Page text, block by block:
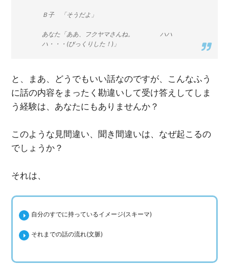
Ｂ子 「そうだよ」
あなた「ああ、フクヤマさんね。 ハハ
ハ・・・(びっくりした！)」
と、まあ、どうでもいい話なのですが、こんなふう
に話の内容をまったく勘違いして受け答えしてしま
う経験は、あなたにもありませんか？
このような見間違い、聞き間違いは、なぜ起こるの
でしょうか？
それは、
自分のすでに持っているイメージ(スキーマ)
それまでの話の流れ(文脈)